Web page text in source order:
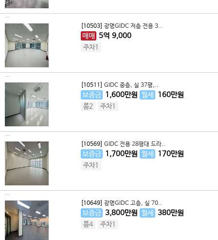
[10503] 광명GIDC 저층 전용 3..
매매 5억 9,000
주차1
[10511] GIDC 중층, 실 37평,..
보증금 1,600만원 월세 160만원
룸2 주차1
[10569] GIDC 전용 28평대 드라..
보증금 1,700만원 월세 170만원
주차1
[10649] 광명GIDC 고층, 실 70..
보증금 3,800만원 월세 380만원
룸4 주차1